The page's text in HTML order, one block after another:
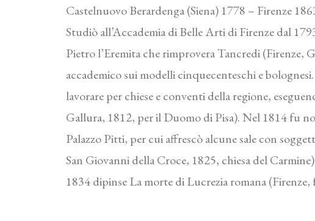
Castelnuovo Berardenga (Siena) 1778 – Firenze
Studiò all’Accademia di Belle Arti di Firenze dal
Pietro l’Eremita che rimprovera Tancredi (Firenze,
accademico sui modelli cinquecenteschi e
lavorare per chiese e conventi della regione,
Gallura, 1812, per il Duomo di Pisa). Nel 1814 fu
Palazzo Pitti, per cui affrescò alcune sale con
San Giovanni della Croce, 1825, chiesa del
1834 dipinse La morte di Lucrezia romana